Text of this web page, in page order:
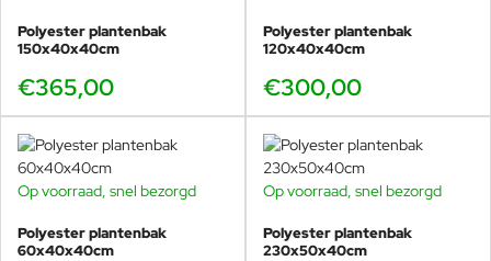
Polyester plantenbak
150x40x40cm
€365,00
Polyester plantenbak
120x40x40cm
€300,00
Op voorraad, snel bezorgd
Polyester plantenbak
60x40x40cm
Op voorraad, snel bezorgd
Polyester plantenbak
230x50x40cm